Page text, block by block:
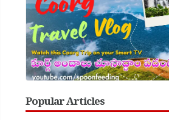
Popular Articles